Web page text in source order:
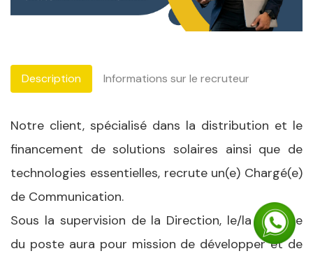
Description Informations sur le recruteur
Notre client, spécialisé dans la distribution et le
financement de solutions solaires ainsi que de
technologies essentielles, recrute un(e) Chargé(e)
de Communication.
Sous la supervision de la Direction, le/la titulaire
du poste aura pour mission de développer et de